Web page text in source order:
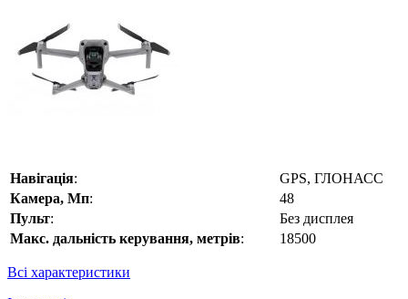
Навігація:
GPS, ГЛОНАСС
Камера, Мп:
48
Пульт:
Без дисплея
Макс. дальність керування, метрів: 18500
Всі характеристики